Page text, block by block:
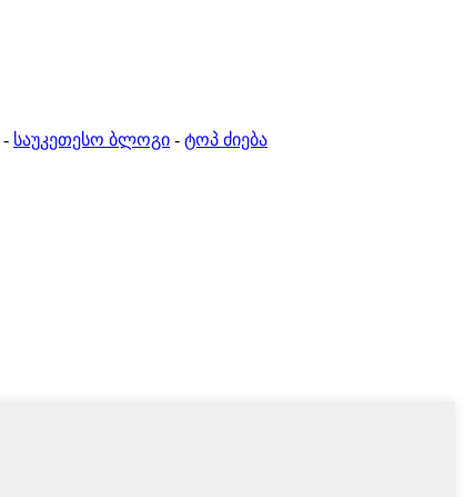
- საუკეთესო ბლოგი - ტოპ ძიება